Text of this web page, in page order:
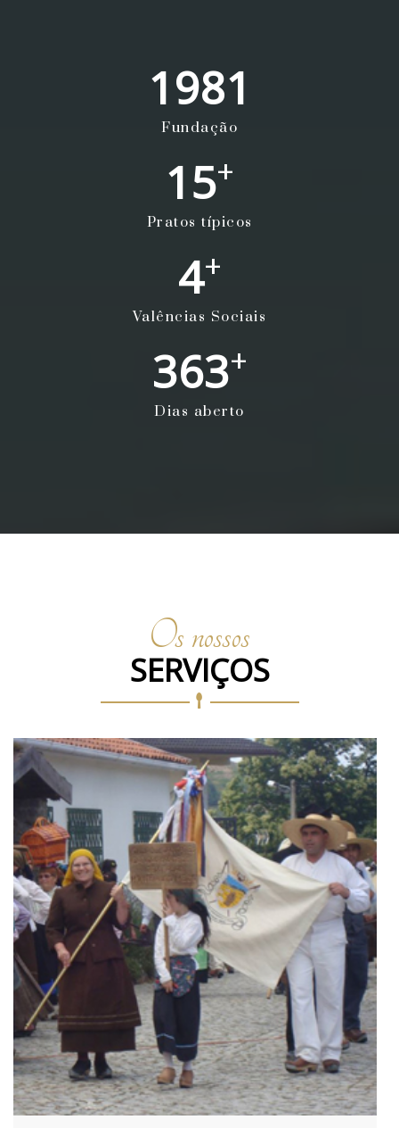
1981
Fundação
15+
Pratos típicos
4+
Valências Sociais
363+
Dias aberto
Os nossos
SERVIÇOS